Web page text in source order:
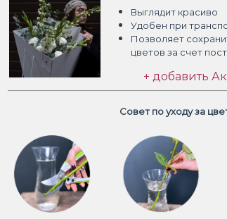
Выглядит красиво
Удобен при
Позволяет
цветов за счет
+ добавить
Совет по уходу за